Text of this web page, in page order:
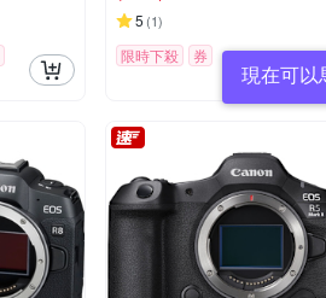
5 (1)
限時下殺 券